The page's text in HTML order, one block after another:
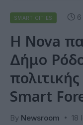
SMART CITIES
Η Nova
Δήμο
Smart
By Newsroom 18